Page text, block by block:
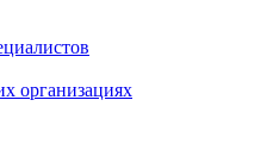
организациях